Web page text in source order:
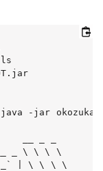
ls
-jar okozukai-
__ _ _
_ \ \ \ \
_` | \ \ \ \